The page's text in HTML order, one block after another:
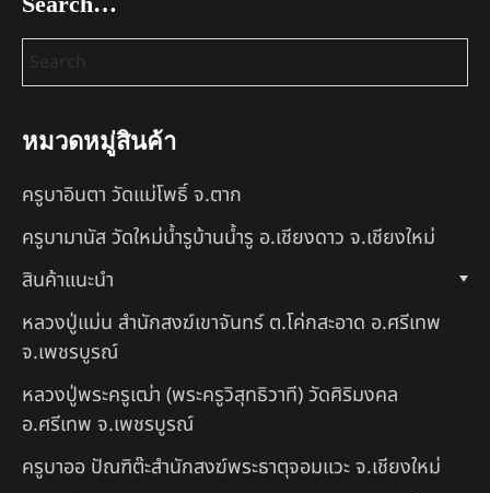
หมวดหมู่สินค้า
ครูบาอินตา วัดแม่โพธิ์ จ.ตาก
ครูบามานัส วัดใหม่น้ำรูบ้านน้ำรู อ.เชียงดาว จ.เชียงใหม่
สินค้าแนะนำ
หลวงปู่แม่น สำนักสงฆ์เขาจันทร์ ต.โค่กสะอาด อ.ศรีเทพ
จ.เพชรบูรณ์
หลวงปู่พระครูเฒ่า (พระครูวิสุทธิวาที) วัดศิริมงคล
อ.ศรีเทพ จ.เพชรบูรณ์
ครูบาออ ปัณฑิต๊ะสำนักสงฆ์พระธาตุจอมแวะ จ.เชียงใหม่